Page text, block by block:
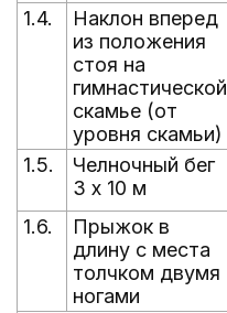
1.4.
Наклон вперед
из положения
стоя на
гимнастической
скамье (от
уровня скамьи)
1.5.
Челночный бег
3 x 10 м
1.6.
Прыжок в
длину с места
толчком двумя
ногами